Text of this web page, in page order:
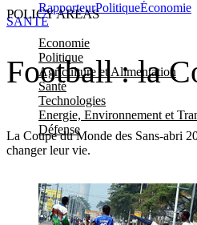
POLICY AREAS
Economie
Politique
Agriculture et Alimentation
Santé
Technologies
Energie, Environnement et
Défense
RapporteurPolitiqueÉconomie
Football : la
La Coupe du Monde des Sans-abri
changer leur vie.
SANTÉ